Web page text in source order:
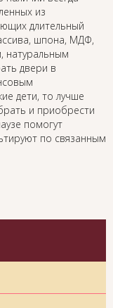
из
длительный
шпона, МДФ,
натуральным
двери в
дети, то лучше
и приобрести
помогут
по связанным